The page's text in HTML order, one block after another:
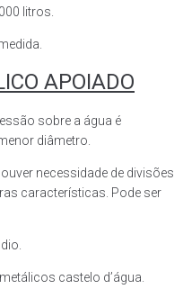
litros.
APOIADO
sobre a água é
diâmetro.
necessidade de divisões
características. Pode ser
castelo d’água.